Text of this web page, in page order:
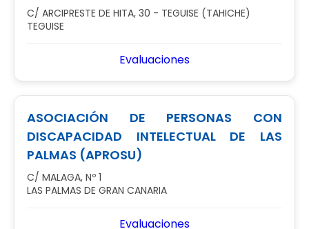
C/ ARCIPRESTE DE HITA, 30 - TEGUISE (TAHICHE)
TEGUISE
Evaluaciones
ASOCIACIÓN DE PERSONAS CON
DISCAPACIDAD INTELECTUAL DE LAS
PALMAS (APROSU)
C/ MALAGA, Nº 1
LAS PALMAS DE GRAN CANARIA
Evaluaciones